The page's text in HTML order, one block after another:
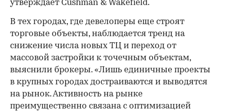
утверждает Cushman & Wakefield.
В тех городах, где девелоперы еще строят
торговые объекты, наблюдается тренд на
снижение числа новых ТЦ и переход от
массовой застройки к точечным объектам,
выяснили брокеры. «Лишь единичные проекты
в крупных городах достраиваются и выводятся
на рынок. Активность на рынке
преимущественно связана с оптимизацией